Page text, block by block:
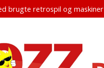
brugte retrospil og maskiner